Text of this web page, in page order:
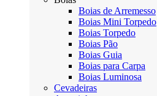
Boias de Arremesso
Boias Mini Torpedo
Boias Torpedo
Boias Pão
Boias Guia
Boias para Carpa
Boias Luminosa
Cevadeiras